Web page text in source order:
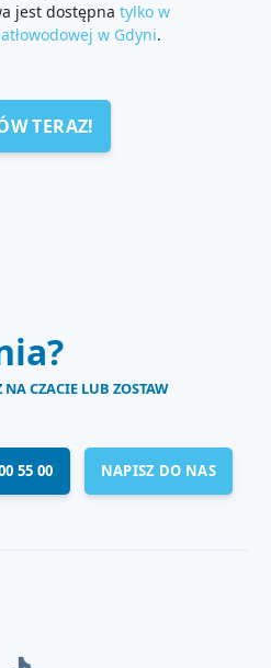
jest dostępna tylko w
w Gdyni.
TERAZ!
CZACIE LUB ZOSTAW
55 00 NAPISZ DO NAS